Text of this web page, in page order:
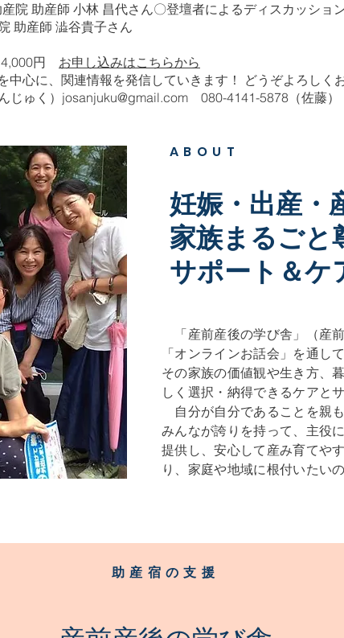
院 助産師 小林 昌代さん〇登壇者によるディスカッショ
助産師 澁谷貴子さん
円 お申し込みはこちらから
心に、関連情報を発信していきます！ どうぞよろしく
ゅく） josanjuku@gmail.com 080-4141-5878（佐藤）
ABOUT
妊娠・出産・
家族まるごと
サポート＆ケ
「産前産後の学び舎」（産
「オンラインお話会」を通し
その家族の価値観や生き方、
しく選択・納得できるケアと
自分が自分であることを親
みんなが誇りを持って、主役
提供し、安心して産み育てや
り、家庭や地域に根付いたい
​助産宿の支援